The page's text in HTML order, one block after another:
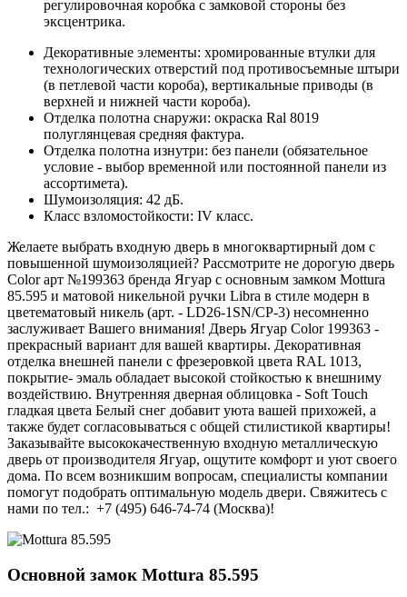
регулировочная коробка с замковой стороны без
эксцентрика.
Декоративные элементы: хромированные втулки для
технологических отверстий под противосъемные штыри
(в петлевой части короба), вертикальные приводы (в
верхней и нижней части короба).
Отделка полотна снаружи: окраска Ral 8019
полуглянцевая средняя фактура.
Отделка полотна изнутри: без панели (обязательное
условие - выбор временной или постоянной панели из
ассортимета).
Шумоизоляция: 42 дБ.
Класс взломостойкости: IV класс.
Желаете выбрать входную дверь в многоквартирный дом с
повышенной шумоизоляцией? Рассмотрите не дорогую дверь
Color арт №199363 бренда Ягуар с основным замком Mottura
85.595 и матовой никельной ручки Libra в стиле модерн в
цветематовый никель (арт. - LD26-1SN/CP-3) несомненно
заслуживает Вашего внимания! Дверь Ягуар Color 199363 -
прекрасный вариант для вашей квартиры. Декоративная
отделка внешней панели с фрезеровкой цвета RAL 1013,
покрытие- эмаль обладает высокой стойкостью к внешниму
воздействию. Внутренняя дверная облицовка - Soft Touch
гладкая цвета Белый снег добавит уюта вашей прихожей, а
также будет согласовываться с общей стилистикой квартиры!
Заказывайте высококачественную входную металлическую
дверь от производителя Ягуар, ощутите комфорт и уют своего
дома. По всем возникшим вопросам, специалисты компании
помогут подобрать оптимальную модель двери. Свяжитесь с
нами по тел.: +7 (495) 646-74-74 (Москва)!
Основной замок Mottura 85.595